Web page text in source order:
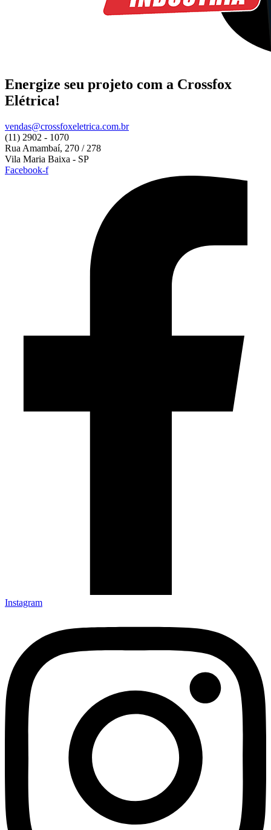
Energize seu projeto com a Crossfox
Elétrica!
vendas@crossfoxeletrica.com.br
(11) 2902 - 1070
Rua Amambaí, 270 / 278
Vila Maria Baixa - SP
Facebook-f
Instagram